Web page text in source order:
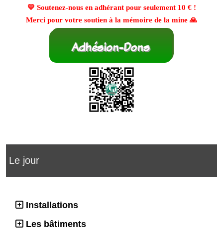
💛 Soutenez-nous en adhérant pour seulement 10 €!
Merci pour votre soutien à la mémoire de la mine 🙏
Le jour
Installations
Les bâtiments